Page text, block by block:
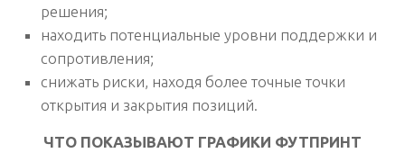
решения;
находить потенциальные уровни поддержки и
сопротивления;
снижать риски, находя более точные точки
открытия и закрытия позиций.
ЧТО ПОКАЗЫВАЮТ ГРАФИКИ ФУТПРИНТ